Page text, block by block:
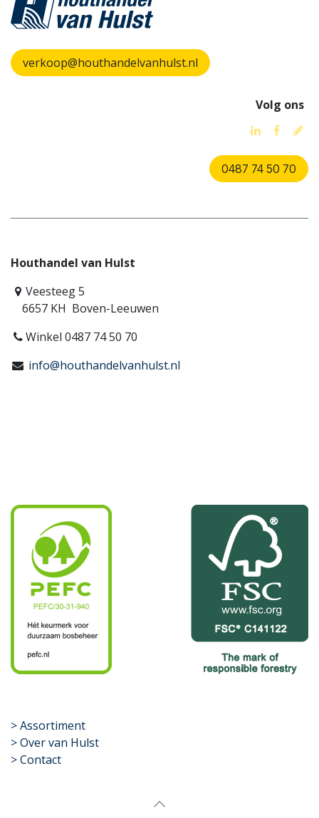
verkoop@houthandelvanhulst.nl
Volg ons
0487 74 50 70
Houthandel van Hulst
Veesteeg 5
6657 KH Boven-Leeuwen
Winkel 0487 74 50 70
info@houthandelvanhulst.nl
​>Assortiment
> Over van Hulst
> Contact